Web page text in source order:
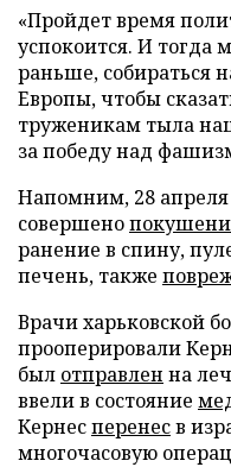
«Пройдет время
успокоится. И тогда
раньше, собираться
Европы, чтобы
труженикам тыла
за победу над
Напомним, 28
совершено
ранение в спину,
печень, также
Врачи харьковской
прооперировали
был отправлен на
ввели в состояние
Кернесперенесв
многочасовую